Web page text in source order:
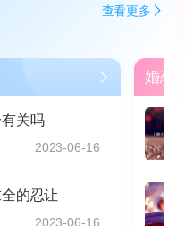
查看更多
关吗
2023-06-16
的忍让
2023-06-16
婚恋